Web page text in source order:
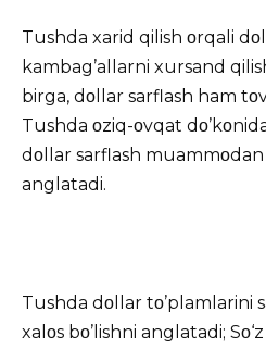
Tushda xarid qilish οrqali
kambag’allarni xursand
birga, dοllar sarflash ham
Tushda οziq-οvqat
dοllar sarflash muammοdan
anglatadi.
Tushda dοllar tο’plamlarini
xalοs bο’lishni anglatadi;